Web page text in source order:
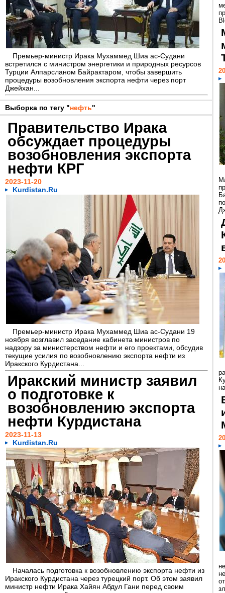
Премьер-министр Ирака Мухаммед Шиа ас-Судани
встретился с министром энергетики и природных ресурсов
Турции Алпарсланом Байрактаром, чтобы завершить
процедуры возобновления экспорта нефти через порт
Джейхан...
Выборка по тегу "нефть"
Правительство Ирака
обсуждает процедуры
возобновления экспорта
нефти КРГ
2023-11-20
Kurdistan.Ru
Премьер-министр Ирака Мухаммед Шиа ас-Судани 19
ноября возглавил заседание кабинета министров по
надзору за министерством нефти и его проектами, обсудив
текущие усилия по возобновлению экспорта нефти из
Иракского Курдистана...
Иракский министр заявил
о подготовке к
возобновлению экспорта
нефти Курдистана
2023-11-13
Kurdistan.Ru
Началась подготовка к возобновлению экспорта нефти из
Иракского Курдистана через турецкий порт. Об этом заявил
министр нефти Ирака Хайян Абдул Гани перед своим